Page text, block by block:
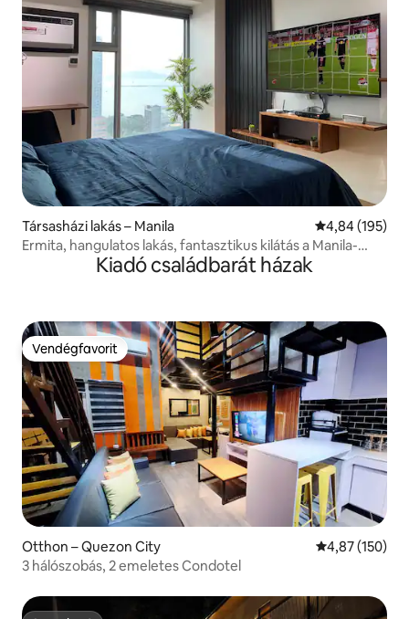
Társasházi lakás – Manila Átlagos
4,84 (195)
Ermita, hangulatos lakás, fantasztikus kilátás a Manila-
Kiadó családbarát házak
Vendégfavorit
Vendégfavorit
Otthon – Quezon City Átlagos
4,87 (150)
3 hálószobás, 2 emeletes Condotel